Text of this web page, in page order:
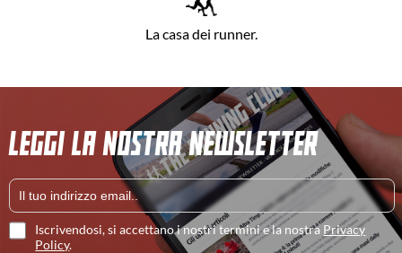
La casa dei runner.
LEGGI LA NOSTRA NEWSLETTER
Iscrivendosi, si accettano i nostri termini e la nostraPrivacy
Policy.